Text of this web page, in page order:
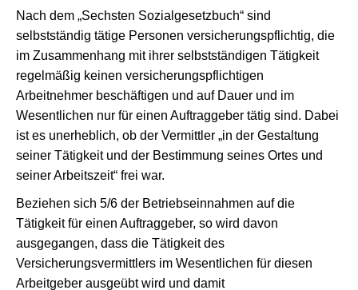
Nach dem „Sechsten Sozialgesetzbuch“ sind
selbstständig tätige Personen versicherungspflichtig, die
im Zusammenhang mit ihrer selbstständigen Tätigkeit
regelmäßig keinen versicherungspflichtigen
Arbeitnehmer beschäftigen und auf Dauer und im
Wesentlichen nur für einen Auftraggeber tätig sind. Dabei
ist es unerheblich, ob der Vermittler „in der Gestaltung
seiner Tätigkeit und der Bestimmung seines Ortes und
seiner Arbeitszeit“ frei war.
Beziehen sich 5/6 der Betriebseinnahmen auf die
Tätigkeit für einen Auftraggeber, so wird davon
ausgegangen, dass die Tätigkeit des
Versicherungsvermittlers im Wesentlichen für diesen
Arbeitgeber ausgeübt wird und damit